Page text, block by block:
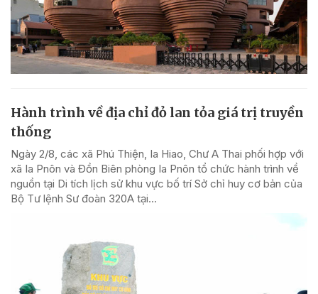
Hành trình về địa chỉ đỏ lan tỏa giá trị truyền
thống
Ngày 2/8, các xã Phú Thiện, Ia Hiao, Chư A Thai phối hợp với
xã Ia Pnôn và Đồn Biên phòng Ia Pnôn tổ chức hành trình về
nguồn tại Di tích lịch sử khu vực bố trí Sở chỉ huy cơ bản của
Bộ Tư lệnh Sư đoàn 320A tại...